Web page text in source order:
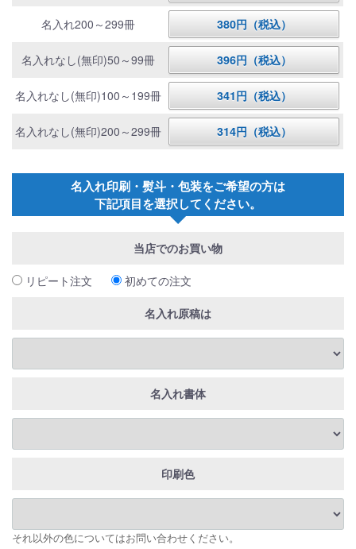
名入れ200～299冊 380円（税込）
名入れなし(無印)50～99冊 396円（税込）
名入れなし(無印)100～199冊 341円（税込）
名入れなし(無印)200～299冊 314円（税込）
名入れ印刷・熨斗・包装をご希望の方は
下記項目を選択してください。
当店でのお買い物
リピート注文 初めての注文
名入れ原稿は
名入れ書体
印刷色
それ以外の色についてはお問い合わせください。